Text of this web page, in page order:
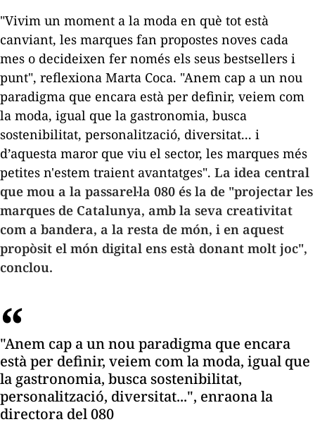
"Vivim un moment a la moda en què tot està
canviant, les marques fan propostes noves cada
mes o decideixen fer només els seus bestsellers i
punt", reflexiona Marta Coca. "Anem cap a un nou
paradigma que encara està per definir, veiem com
la moda, igual que la gastronomia, busca
sostenibilitat, personalització, diversitat... i
d’aquesta maror que viu el sector, les marques més
petites n'estem traient avantatges". La idea central
que mou a la passarel·la 080 és la de "projectar les
marques de Catalunya, amb la seva creativitat
com a bandera, a la resta de món, i en aquest
propòsit el món digital ens està donant molt joc",
conclou.
"Anem cap a un nou paradigma que encara
està per definir, veiem com la moda, igual que
la gastronomia, busca sostenibilitat,
personalització, diversitat...", enraona la
directora del 080